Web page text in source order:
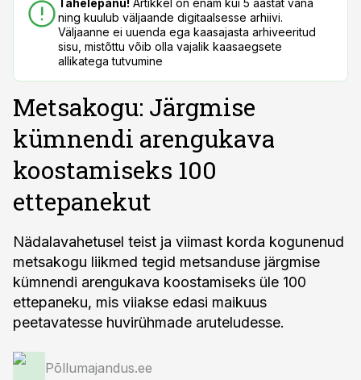
Tähelepanu! Artikkel on enam kui 5 aastat vana
ning kuulub väljaande digitaalsesse arhiivi.
Väljaanne ei uuenda ega kaasajasta arhiveeritud
sisu, mistõttu võib olla vajalik kaasaegsete
allikatega tutvumine
Metsakogu: Järgmise
kümnendi arengukava
koostamiseks 100
ettepanekut
Nädalavahetusel teist ja viimast korda kogunenud
metsakogu liikmed tegid metsanduse järgmise
kümnendi arengukava koostamiseks üle 100
ettepaneku, mis viiakse edasi maikuus
peetavatesse huvirühmade aruteludesse.
Põllumajandus.ee